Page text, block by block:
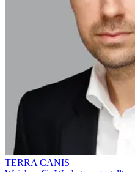
TERRA CANIS